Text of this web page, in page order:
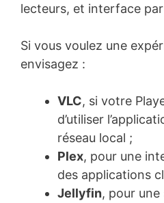
lecteurs, et interface
Si vous voulez une
envisagez :
VLC, si votre
d’utiliser
réseau local ;
Plex, pour une
des applications
Jellyfin, pour